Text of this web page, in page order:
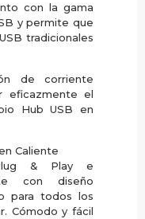
con la gama
y permite que
tradicionales
de corriente
eficazmente el
Hub USB en
Caliente
& Play e
con diseño
para todos los
Cómodo y fácil